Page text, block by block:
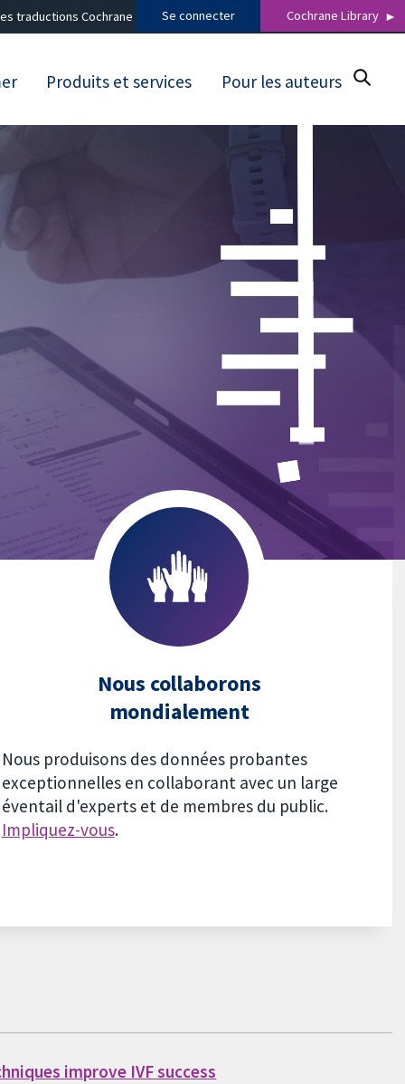
traductions Cochrane Se connecter Cochrane Library
Produits et services Pour les auteurs
Nous collaborons
mondialement
Nous produisons des données probantes
exceptionnelles en collaborant avec un large
éventail d'experts et de membres du public.
Impliquez-vous.
improve IVF success